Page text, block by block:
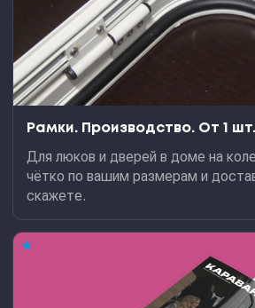
Рамки. Производство. От 1 шт.
Для люков и дверей в доме на
чётко по вашим размерам и
скажете.
★